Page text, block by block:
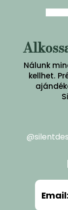
Nálunk
kellhet.
Email: